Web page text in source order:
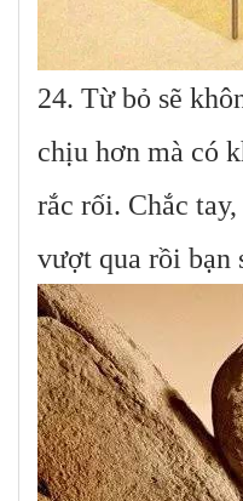
24. Từ bỏ sẽ
chịu hơn mà có
rắc rối. Chắc
vượt qua rồi bạn